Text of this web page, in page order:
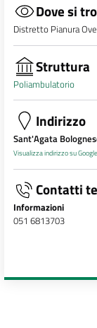
Dove si
Distretto Pianura
Struttura
Poliambulatorio
Indirizzo
Sant'Agata
Visualizza indirizzo su
Contatti
Informazioni
051 6813703